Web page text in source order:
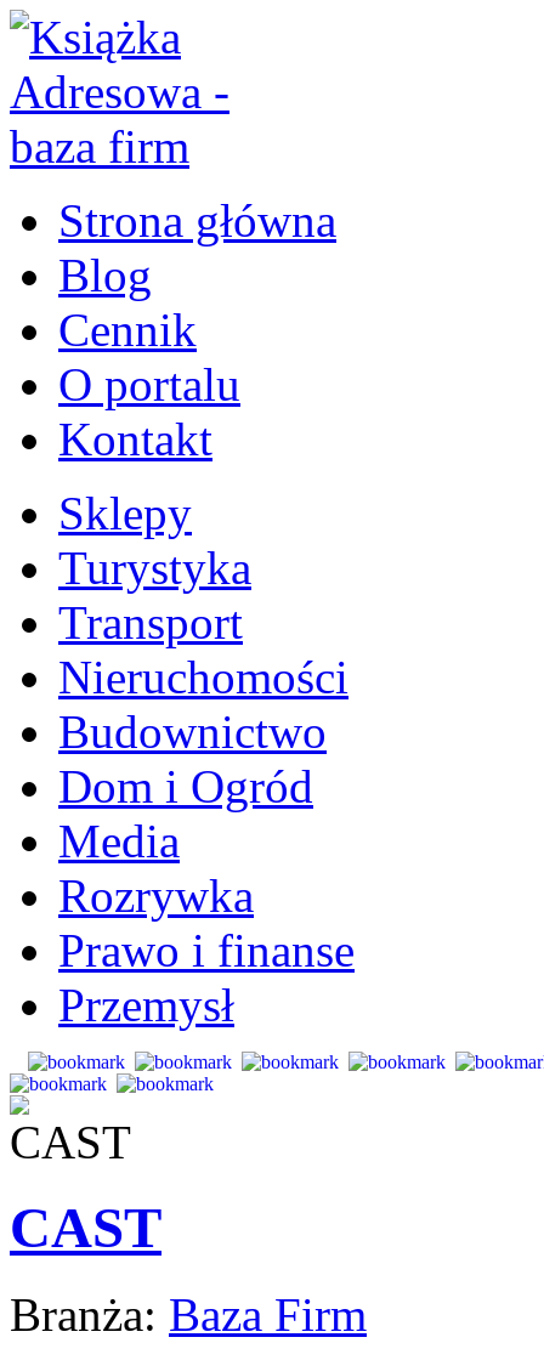
Strona główna
Blog
Cennik
O portalu
Kontakt
Sklepy
Turystyka
Transport
Nieruchomości
Budownictwo
Dom i Ogród
Media
Rozrywka
Prawo i finanse
Przemysł
CAST
Branża: Baza Firm